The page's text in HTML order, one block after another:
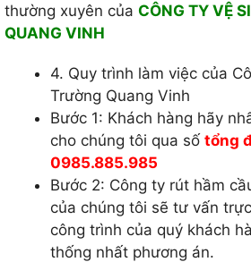
thường xuyên của CÔNG TY VỆ
QUANG VINH
4. Quy trình làm việc của
Trường Quang Vinh
Bước 1: Khách hàng hãy
cho chúng tôi qua số tổng
0985.885.985
Bước 2: Công ty rút hầm
của chúng tôi sẽ tư vấn
công trình của quý khách
thống nhất phương án.